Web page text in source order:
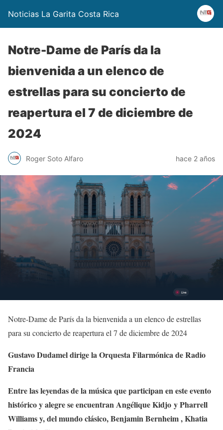
Noticias La Garita Costa Rica
Notre-Dame de París da la
bienvenida a un elenco de
estrellas para su concierto de
reapertura el 7 de diciembre de
2024
Roger Soto Alfaro hace 2 años
Notre-Dame de París da la bienvenida a un elenco de estrellas
para su concierto de reapertura el 7 de diciembre de 2024
Gustavo Dudamel dirige la Orquesta Filarmónica de Radio
Francia
Entre las leyendas de la música que participan en este evento
histórico y alegre se encuentran Angélique Kidjo y Pharrell
Williams y, del mundo clásico, Benjamin Bernheim , Khatia